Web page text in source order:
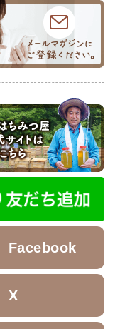
Facebook
X